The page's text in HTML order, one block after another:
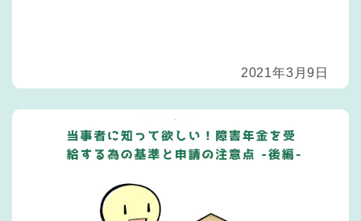
2021年3月9日